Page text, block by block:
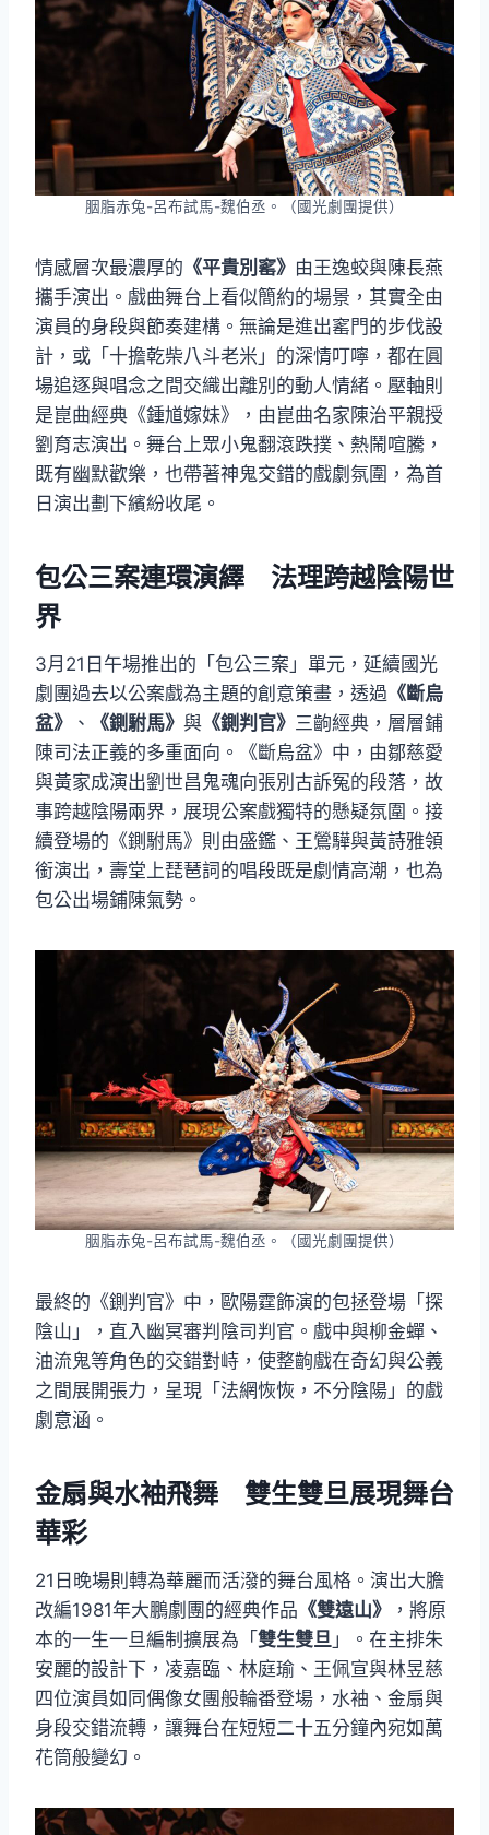
胭脂赤兔-呂布試馬-魏伯丞。（國光劇團提供）
情感層次最濃厚的 《平貴別窰》 由王逸蛟與陳長燕
攜手演出。戲曲舞台上看似簡約的場景，其實全由
演員的身段與節奏建構。無論是進出窰門的步伐設
計，或「十擔乾柴八斗老米」的深情叮嚀，都在圓
場追逐與唱念之間交織出離別的動人情緒。壓軸則
是崑曲經典《鍾馗嫁妹》，由崑曲名家陳治平親授
劉育志演出。舞台上眾小鬼翻滾跌撲、熱鬧喧騰，
既有幽默歡樂，也帶著神鬼交錯的戲劇氛圍，為首
日演出劃下繽紛收尾。
包公三案連環演繹 法理跨越陰陽世
界
3月21日午場推出的「包公三案」單元，延續國光
劇團過去以公案戲為主題的創意策畫，透過 《斷烏
盆》
、 《鍘駙馬》 與 《鍘判官》 三齣經典，層層鋪
陳司法正義的多重面向。《斷烏盆》中，由鄒慈愛
與黃家成演出劉世昌鬼魂向張別古訴冤的段落，故
事跨越陰陽兩界，展現公案戲獨特的懸疑氛圍。接
續登場的《鍘駙馬》則由盛鑑、王鶯驊與黃詩雅領
銜演出，壽堂上琵琶詞的唱段既是劇情高潮，也為
包公出場鋪陳氣勢。
胭脂赤兔-呂布試馬-魏伯丞。（國光劇團提供）
最終的《鍘判官》中，歐陽霆飾演的包拯登場「探
陰山」，直入幽冥審判陰司判官。戲中與柳金蟬、
油流鬼等角色的交錯對峙，使整齣戲在奇幻與公義
之間展開張力，呈現「法網恢恢，不分陰陽」的戲
劇意涵。
金扇與水袖飛舞 雙生雙旦展現舞台
華彩
21日晚場則轉為華麗而活潑的舞台風格。演出大膽
改編1981年大鵬劇團的經典作品 《雙遠山》
，將原
本的一生一旦編制擴展為「 雙生雙旦 」。在主排朱
安麗的設計下，凌嘉臨、林庭瑜、王佩宣與林昱慈
四位演員如同偶像女團般輪番登場，水袖、金扇與
身段交錯流轉，讓舞台在短短二十五分鐘內宛如萬
花筒般變幻。